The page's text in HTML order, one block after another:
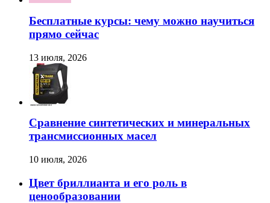
Бесплатные курсы: чему можно научиться
прямо сейчас
13 июля, 2026
Сравнение синтетических и минеральных
трансмиссионных масел
10 июля, 2026
Цвет бриллианта и его роль в
ценообразовании